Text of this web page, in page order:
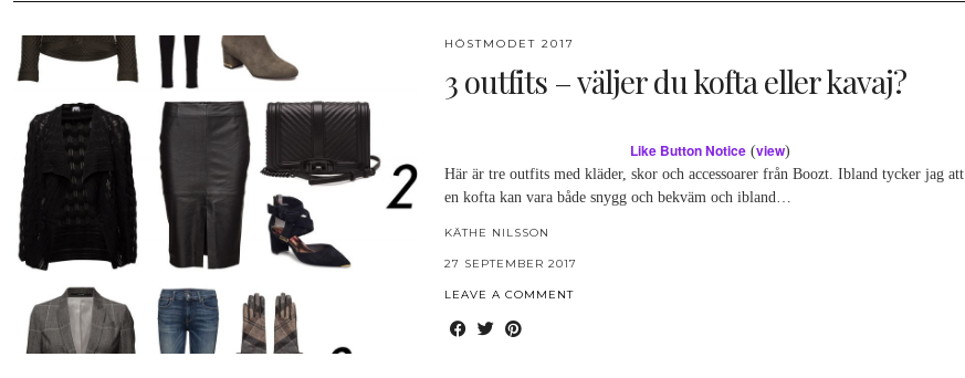
HÖSTMODET 2017
3 outfits – väljer du kofta eller kavaj?
Like Button Notice (view)
Här är tre outfits med kläder, skor och accessoarer från Boozt. Ibland tycker jag att
en kofta kan vara både snygg och bekväm och ibland…
KÄTHE NILSSON
27 SEPTEMBER 2017
LEAVE A COMMENT